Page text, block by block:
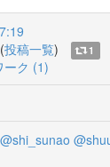
(投稿一覧) 1
ーク (1)
@shi_sunao